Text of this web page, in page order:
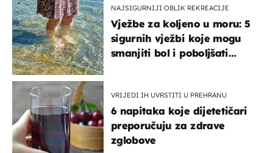
NAJSIGURNIJI OBLIK REKREACIJE
Vježbe za koljeno u moru: 5
sigurnih vježbi koje mogu
smanjiti bol i poboljšati
VRIJEDI IH UVRSTITI U PREHRANU
6 napitaka koje dijetetičari
preporučuju za zdrave
zglobove